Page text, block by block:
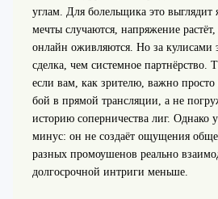
углам. Для болельщика это выглядит
мечты случаются, напряжение
онлайн оживляются. Но за кулисами
сделка, чем системное партнёрство.
если вам, как зрителю, важно
бой в прямой трансляции, а не
историю соперничества лиг. Однако
минус: он не создаёт ощущения
разных промоушенов реально
долгосрочной интриги меньше.